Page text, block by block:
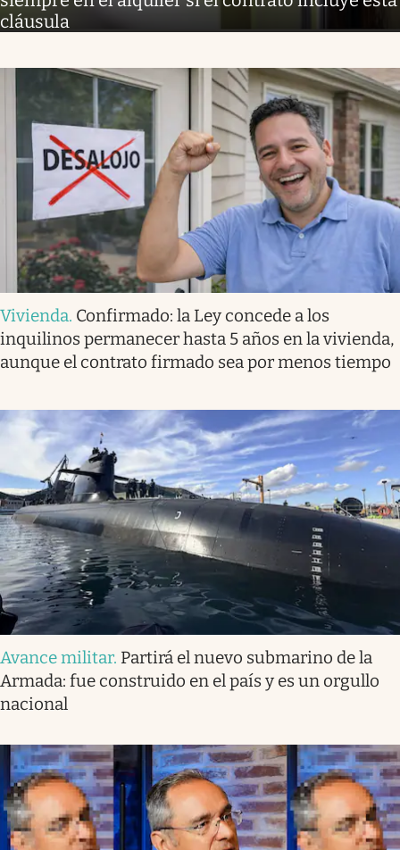
cláusula
Vivienda. Confirmado: la Ley concede a los
inquilinos permanecer hasta 5 años en la vivienda,
aunque el contrato firmado sea por menos tiempo
Avance militar. Partirá el nuevo submarino de la
Armada: fue construido en el país y es un orgullo
nacional